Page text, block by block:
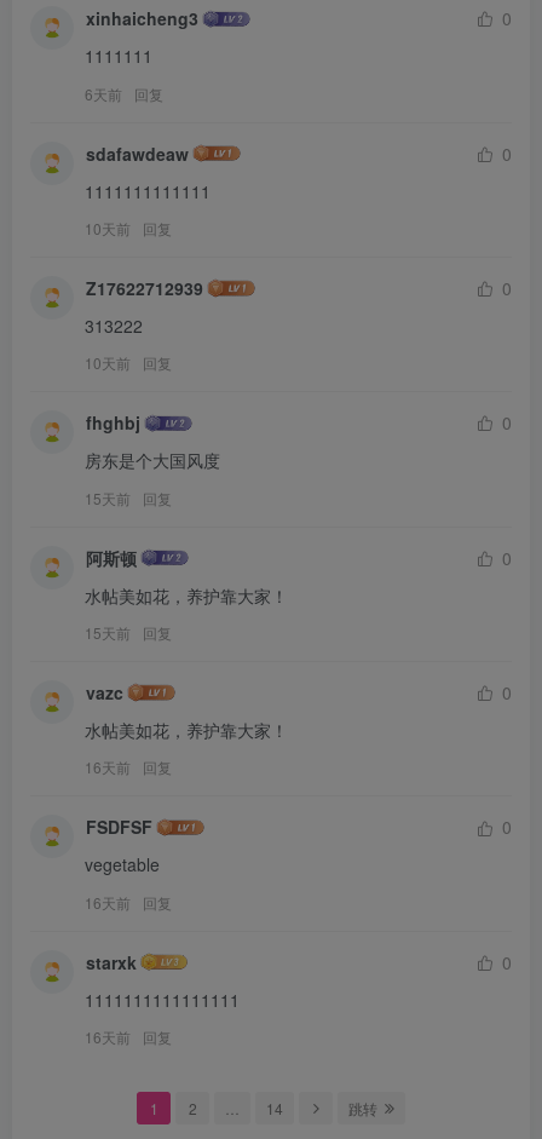
xinhaicheng3
0
1111111
6天前 回复
sdafawdeaw
0
1111111111111
10天前 回复
Z17622712939
0
313222
10天前 回复
fhghbj
0
房东是个大国风度
15天前 回复
阿斯顿
0
水帖美如花，养护靠大家！
15天前 回复
vazc
0
水帖美如花，养护靠大家！
16天前 回复
FSDFSF
0
vegetable
16天前 回复
starxk
0
1111111111111111
16天前 回复
1 2 14 跳转